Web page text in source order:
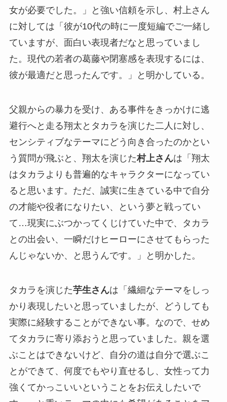
女が必要でした。」と強い信頼を示し、村上さん
に対しては「彼が10代の時に一度短編でご一緒し
ていますが、面白い表現者だなと思っていまし
た。現代の若者の葛藤や閉塞感を表現するには、
彼が最適だと思ったんです。」と明かしている。
父親からの暴力を受け、ある事件をきっかけに逃
避行へと走る翔太とタカラを演じた二人に対し、
センシティブなテーマにどう向き合ったのかとい
う質問が飛ぶと、翔太を演じた村上さんは「翔太
はタカラよりも普遍的なキャラクターになってい
ると思います。ただ、誠実に生きている中で自分
の才能や役者になりたい、という夢と戦ってい
て…現実にぶつかってくじけていた中で、タカラ
との出会い、一瞬だけヒーローにさせてもらった
んじゃないか、と思うんです。」と明かした。
タカラを演じた芋生さんは「繊細なテーマをしっ
かり表現したいと思っていましたが、どうしても
実際に経験することができない事。なので、せめ
てタカラに寄り添おうと思っていました。親を選
ぶことはできないけど、自分の道は自分で選ぶこ
とができて、何度でもやり直せるし、女性って力
強くてかっこいいということをお伝えしたいで